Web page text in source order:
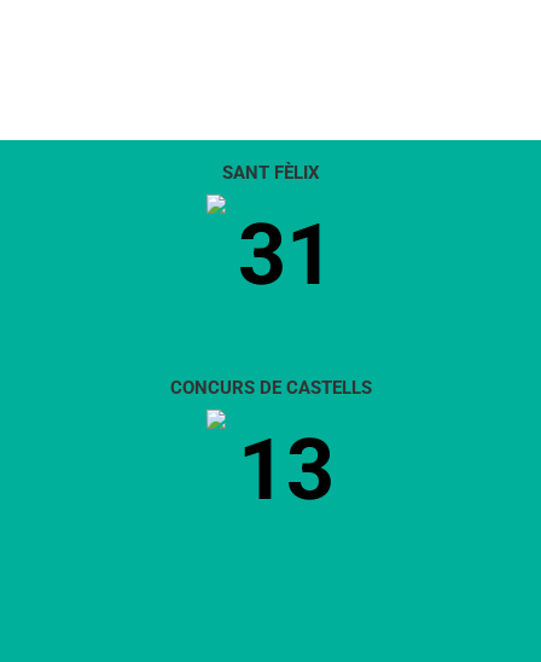
SANT FÈLIX
31
CONCURS DE CASTELLS
13